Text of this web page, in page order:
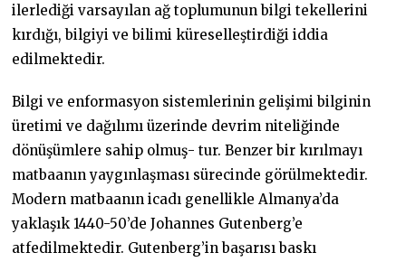
ilerlediği varsayılan ağ toplumunun bilgi tekellerini
kırdığı, bilgiyi ve bilimi küreselleştirdiği iddia
edilmektedir.
Bilgi ve enformasyon sistemlerinin gelişimi bilginin
üretimi ve dağılımı üzerinde devrim niteliğinde
dönüşümlere sahip olmuş- tur. Benzer bir kırılmayı
matbaanın yaygınlaşması sürecinde görülmektedir.
Modern matbaanın icadı genellikle Almanya’da
yaklaşık 1440-50’de Johannes Gutenberg’e
atfedilmektedir. Gutenberg’in başarısı baskı